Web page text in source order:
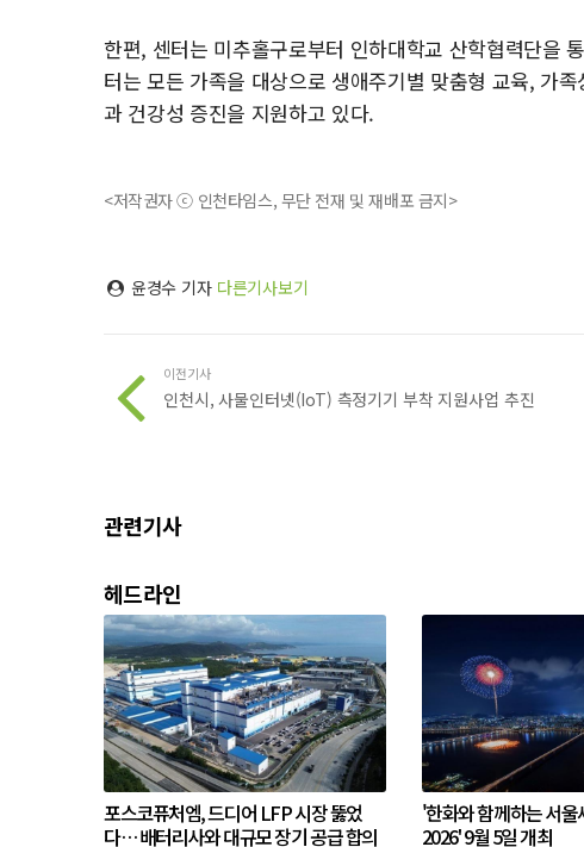
한편, 센터는 미추홀구로부터 인하대학교 산학협력단을
터는 모든 가족을 대상으로 생애주기별 맞춤형 교육, 가
과 건강성 증진을 지원하고 있다.
<저작권자 ⓒ 인천타임스, 무단 전재 및 재배포 금지>
윤경수 기자 다른기사보기
이전기사
인천시, 사물인터넷(IoT) 측정기기 부착 지원사업 추진
관련기사
헤드라인
포스코퓨처엠, 드디어 LFP 시장 뚫었
다… 배터리사와 대규모 장기 공급 합의
'한화와 함께하는 서
2026' 9월 5일 개최